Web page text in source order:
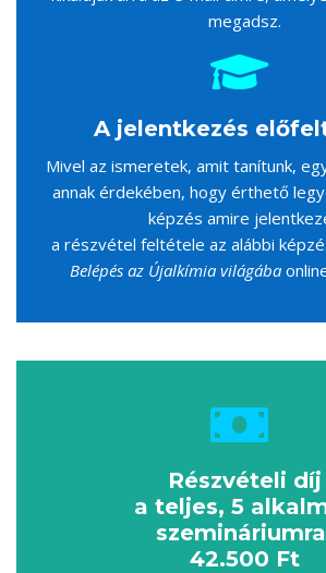
megadsz.
A jelentkezés
Mivel az ismeretek, amit tanítunk,
annak érdekében, hogy érthető
képzés amire
a részvétel feltétele az alábbi
Belépés az Újalkímia világába
Részvételi díj
a teljes, 5
42.500 Ft